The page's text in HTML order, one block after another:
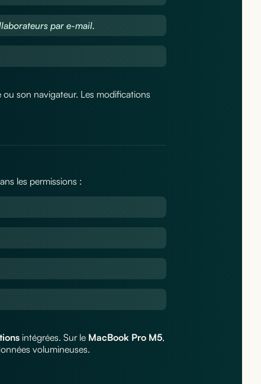
par e-mail.
son navigateur. Les modifications
les permissions :
intégrées. Sur le MacBook Pro M5,
volumineuses.